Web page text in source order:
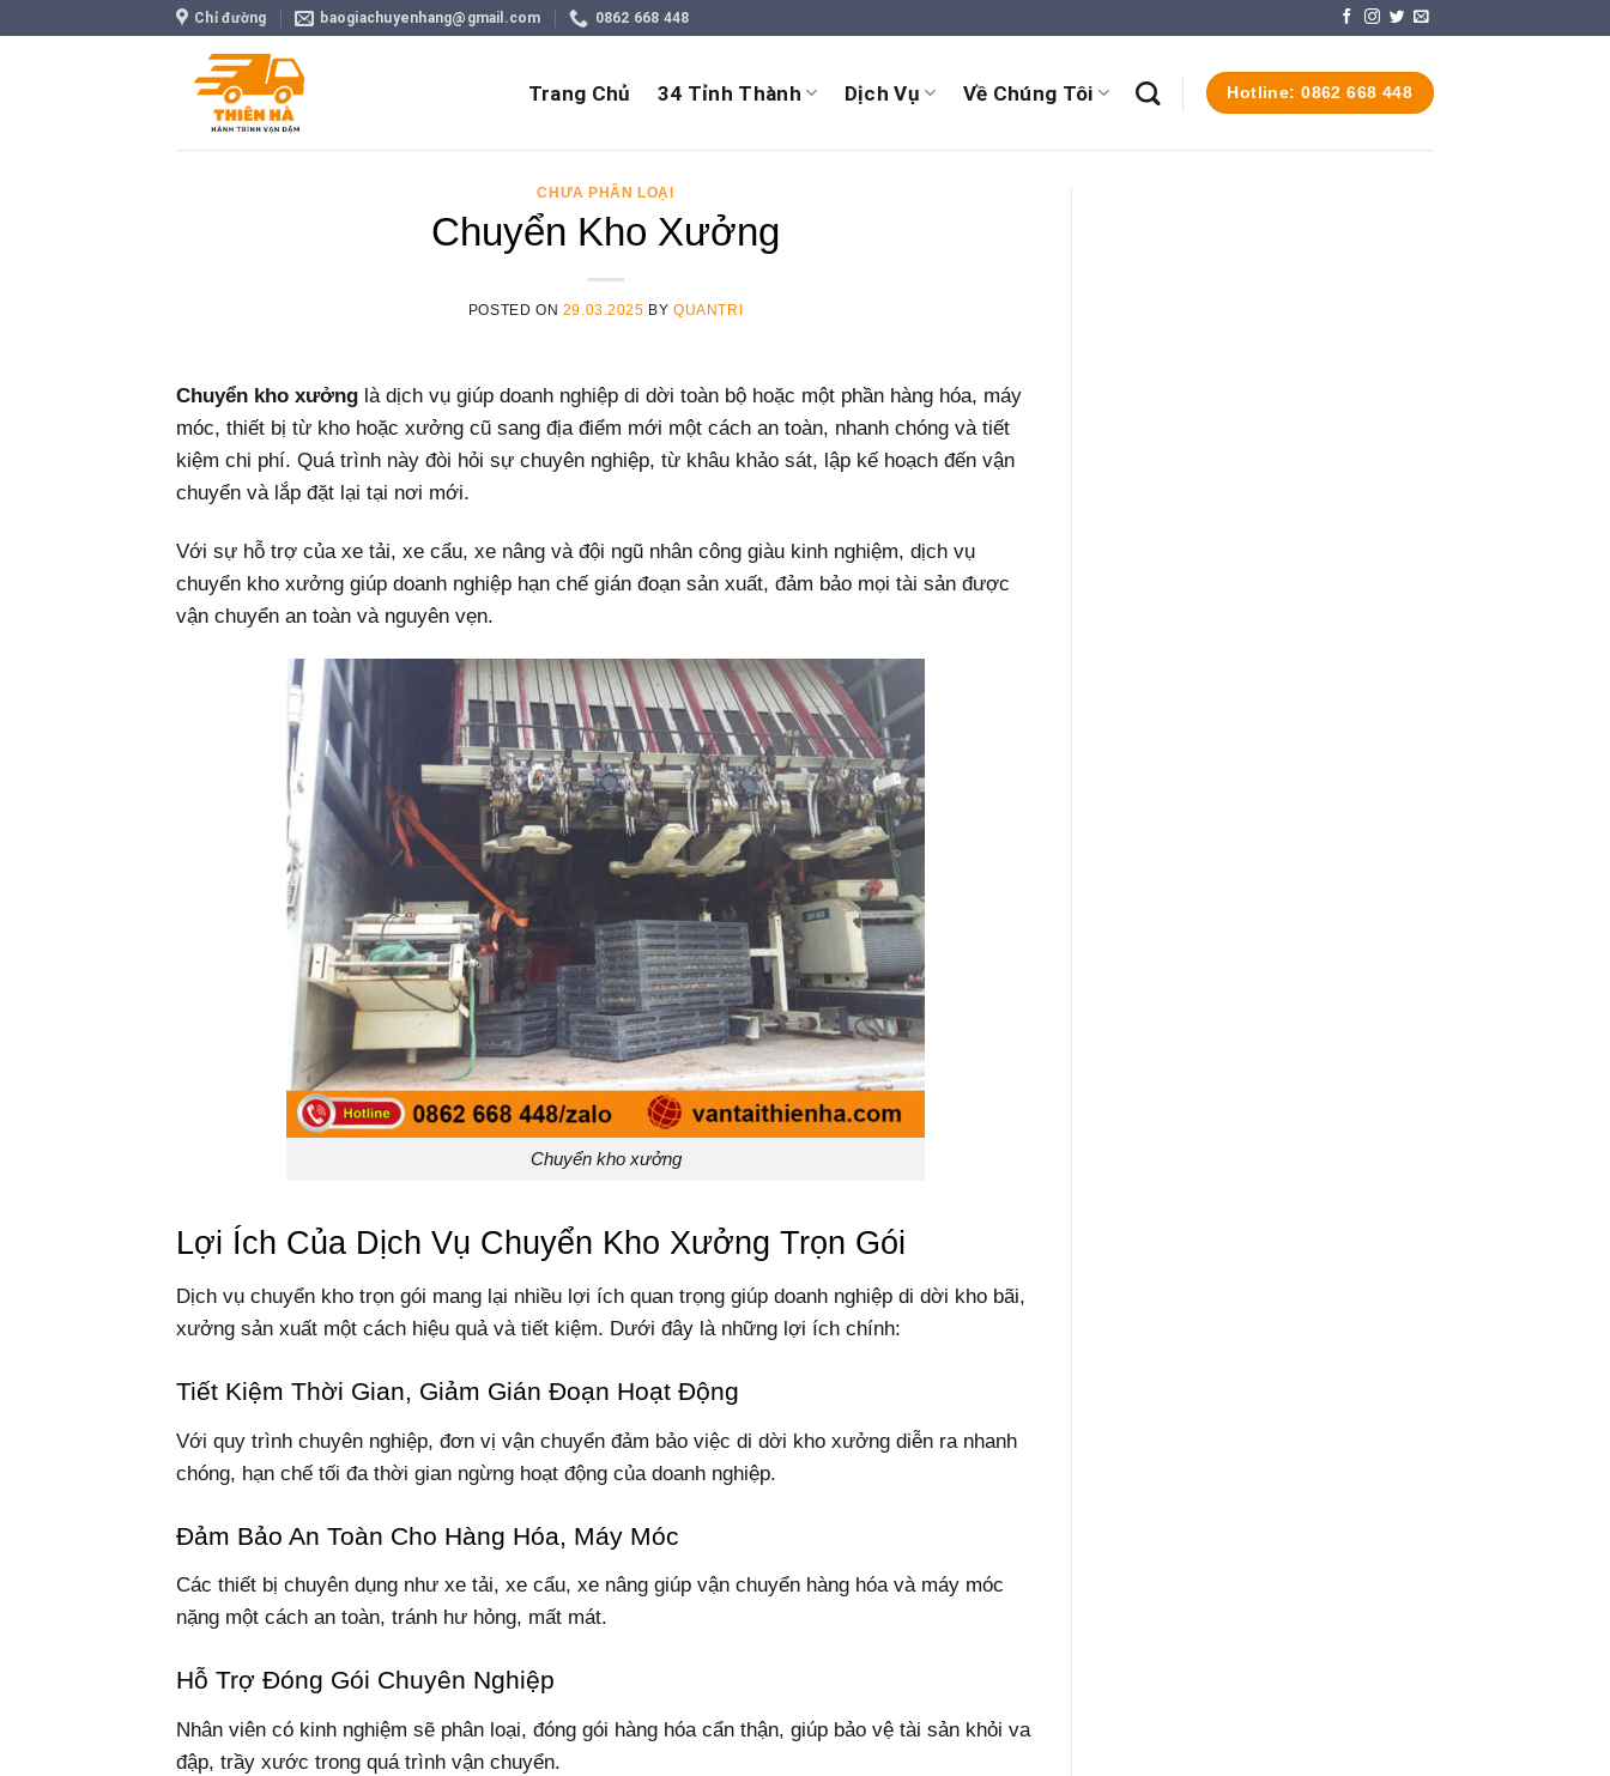
Chỉ đường baogiachuyenhang@gmail.com 0862 668 448
Trang Chủ 34 Tỉnh Thành Dịch Vụ Về Chúng Tôi Hotline: 0862 668 448
CHƯA PHÂN LOẠI
Chuyển Kho Xưởng
POSTED ON 29.03.2025 BYQUANTRI
Chuyển kho xưởng là dịch vụ giúp doanh nghiệp di dời toàn bộ hoặc một phần hàng hóa, máy
móc, thiết bị từ kho hoặc xưởng cũ sang địa điểm mới một cách an toàn, nhanh chóng và tiết
kiệm chi phí. Quá trình này đòi hỏi sự chuyên nghiệp, từ khâu khảo sát, lập kế hoạch đến vận
chuyển và lắp đặt lại tại nơi mới.
Với sự hỗ trợ của xe tải, xe cẩu, xe nâng và đội ngũ nhân công giàu kinh nghiệm, dịch vụ
chuyển kho xưởng giúp doanh nghiệp hạn chế gián đoạn sản xuất, đảm bảo mọi tài sản được
vận chuyển an toàn và nguyên vẹn.
Chuyển kho xưởng
Lợi Ích Của Dịch Vụ Chuyển Kho Xưởng Trọn Gói
Dịch vụ chuyển kho trọn gói mang lại nhiều lợi ích quan trọng giúp doanh nghiệp di dời kho bãi,
xưởng sản xuất một cách hiệu quả và tiết kiệm. Dưới đây là những lợi ích chính:
Tiết Kiệm Thời Gian, Giảm Gián Đoạn Hoạt Động
Với quy trình chuyên nghiệp, đơn vị vận chuyển đảm bảo việc di dời kho xưởng diễn ra nhanh
chóng, hạn chế tối đa thời gian ngừng hoạt động của doanh nghiệp.
Đảm Bảo An Toàn Cho Hàng Hóa, Máy Móc
Các thiết bị chuyên dụng như xe tải, xe cẩu, xe nâng giúp vận chuyển hàng hóa và máy móc
nặng một cách an toàn, tránh hư hỏng, mất mát.
Hỗ Trợ Đóng Gói Chuyên Nghiệp
Nhân viên có kinh nghiệm sẽ phân loại, đóng gói hàng hóa cẩn thận, giúp bảo vệ tài sản khỏi va
đập, trầy xước trong quá trình vận chuyển.